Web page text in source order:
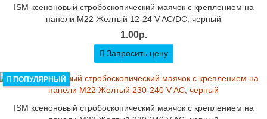
ISM ксеноновый стробоскопический маячок с креплением на
панели M22 Желтый 12-24 V AC/DC, черный
1.00р.
Запросить цену
ПОПУЛЯРНЫЙ
ISM ксеноновый стробоскопический маячок с креплением на